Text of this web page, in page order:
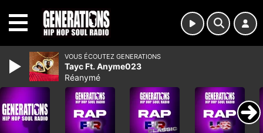
VOUS ÉCOUTEZ GENERATIONS
Tayc Ft. Anyme023
Réanymé